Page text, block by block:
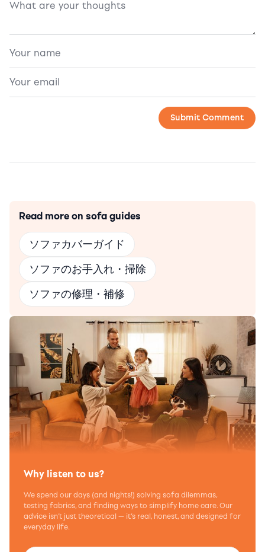
Read more on sofa guides
ソファカバーガイド
ソファのお手入れ・掃除
ソファの修理・補修
Why listen to us?
We spend our days (and nights!) solving sofa dilemmas,
testing fabrics, and finding ways to simplify home care. Our
advice isn’t just theoretical — it’s real, honest, and designed for
everyday life.